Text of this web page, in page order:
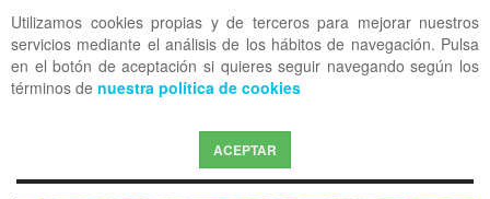
Utilizamos cookies propias y de terceros para mejorar nuestros
servicios mediante el análisis de los hábitos de navegación. Pulsa
en el botón de aceptación si quieres seguir navegando según los
términos de nuestra política de cookies
ACEPTAR
OFF CANVAS